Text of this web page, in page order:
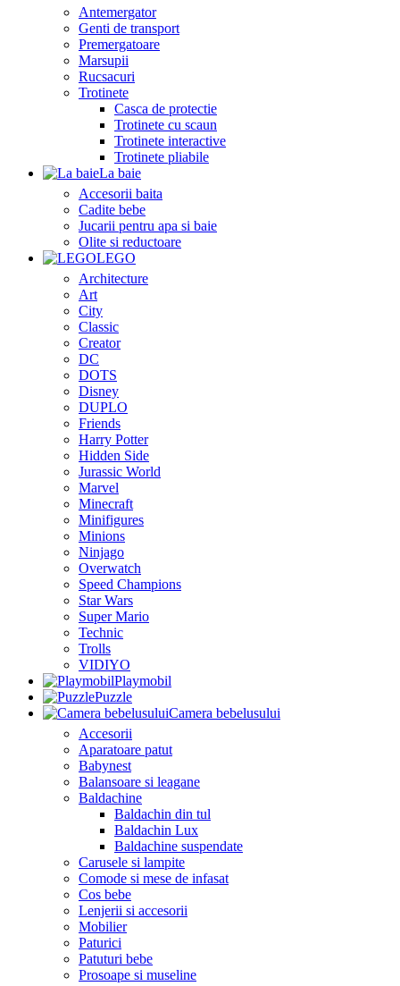
Antemergator
Genti de transport
Premergatoare
Marsupii
Rucsacuri
Trotinete
Casca de protectie
Trotinete cu scaun
Trotinete interactive
Trotinete pliabile
La baie
Accesorii baita
Cadite bebe
Jucarii pentru apa si baie
Olite si reductoare
LEGO
Architecture
Art
City
Classic
Creator
DC
DOTS
Disney
DUPLO
Friends
Harry Potter
Hidden Side
Jurassic World
Marvel
Minecraft
Minifigures
Minions
Ninjago
Overwatch
Speed Champions
Star Wars
Super Mario
Technic
Trolls
VIDIYO
Playmobil
Puzzle
Camera bebelusului
Accesorii
Aparatoare patut
Babynest
Balansoare si leagane
Baldachine
Baldachin din tul
Baldachin Lux
Baldachine suspendate
Carusele si lampite
Comode si mese de infasat
Cos bebe
Lenjerii si accesorii
Mobilier
Paturici
Patuturi bebe
Prosoape si museline